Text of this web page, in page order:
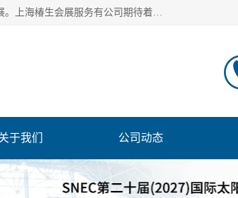
上海椿生会展服务有公司，上海SNEC光伏及储能展/墨西哥光伏及储能展、印尼光伏及储能展。上海椿生会展服务有公司期待着相关业者聚首我们的新能源平台，从产业的视野、以问题为导向，一起把脉中国、亚洲及世界太阳能光伏及储能市场。
于我们 公司动态